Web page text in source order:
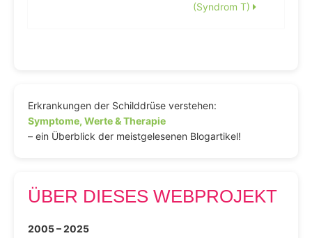
(Syndrom T)
Erkrankungen der Schilddrüse verstehen:
Symptome, Werte & Therapie
– ein Überblick der meistgelesenen Blogartikel!
ÜBER DIESES WEBPROJEKT
2005 – 2025